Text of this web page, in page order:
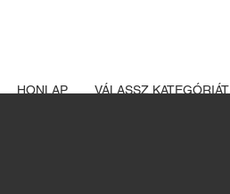
HONLAP VÁLASSZ KATEGÓRIÁT